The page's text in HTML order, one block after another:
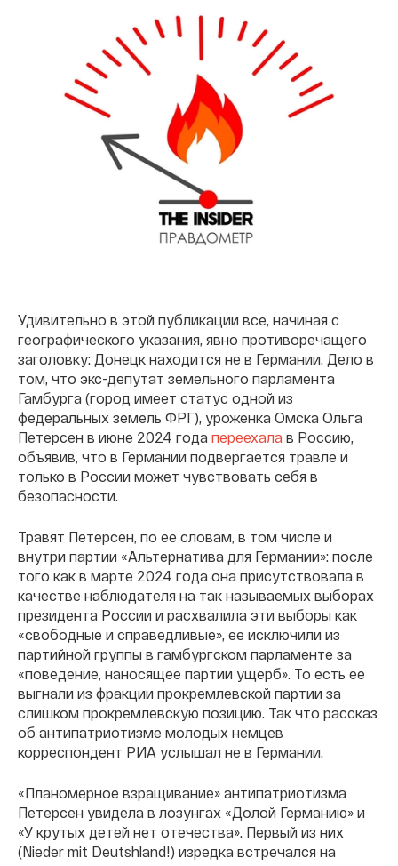
Удивительно в этой публикации все, начиная с
географического указания, явно противоречащего
заголовку: Донецк находится не в Германии. Дело в
том, что экс-депутат земельного парламента
Гамбурга (город имеет статус одной из
федеральных земель ФРГ), уроженка Омска Ольга
Петерсен в июне 2024 года переехала в Россию,
объявив, что в Германии подвергается травле и
только в России может чувствовать себя в
безопасности.
Травят Петерсен, по ее словам, в том числе и
внутри партии «Альтернатива для Германии»: после
того как в марте 2024 года она присутствовала в
качестве наблюдателя на так называемых выборах
президента России и расхвалила эти выборы как
«свободные и справедливые», ее исключили из
партийной группы в гамбургском парламенте за
«поведение, наносящее партии ущерб». То есть ее
выгнали из фракции прокремлевской партии за
слишком прокремлевскую позицию. Так что рассказ
об антипатриотизме молодых немцев
корреспондент РИА услышал не в Германии.
«Планомерное взращивание» антипатриотизма
Петерсен увидела в лозунгах «Долой Германию» и
«У крутых детей нет отечества». Первый из них
(Nieder mit Deutshland!) изредка встречался на